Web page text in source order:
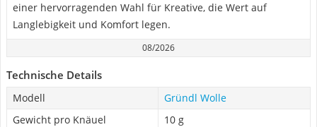
einer hervorragenden Wahl für Kreative, die Wert auf
Langlebigkeit und Komfort legen.
08/2026
Technische Details
Modell
Gründl Wolle
Gewicht pro Knäuel
10 g